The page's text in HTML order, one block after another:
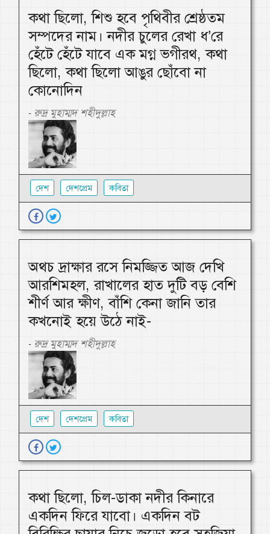
কথা ছিলো, শিশু হবে পৃথিবীর শ্রেষ্ঠতম
সম্পদের নাম। নদীর চুলের রেখা ধ’রে
হেঁটে হেঁটে যাবে এক মগ্ন ভগীরথ, কথা
ছিলো, কথা ছিলো আঙুর ছোঁবো না
কোনোদিন
- রুদ্র মুহাম্মদ শহীদুল্লাহ
দেশ দেশপ্রেম কবিতা
অথচ দ্রাক্ষার রসে নিমজ্জিত আজ দেখি
আরশিমহল, রাখালের হাত দুটি বড় বেশি
শীর্ণ আর ক্ষীণ, বাঁশি কেনা জানি তার
কখনোই হয়ে উঠে নাই-
- রুদ্র মুহাম্মদ শহীদুল্লাহ
দেশ দেশপ্রেম কবিতা
কথা ছিলো, চিল-ডাকা নদীর কিনারে
একদিন ফিরে যাবো। একদিন বট